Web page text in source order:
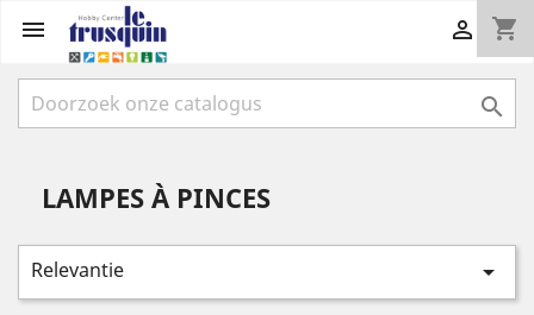
 shopping_cart


LAMPES À PINCES
Relevantie 